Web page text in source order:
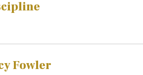
Fowler